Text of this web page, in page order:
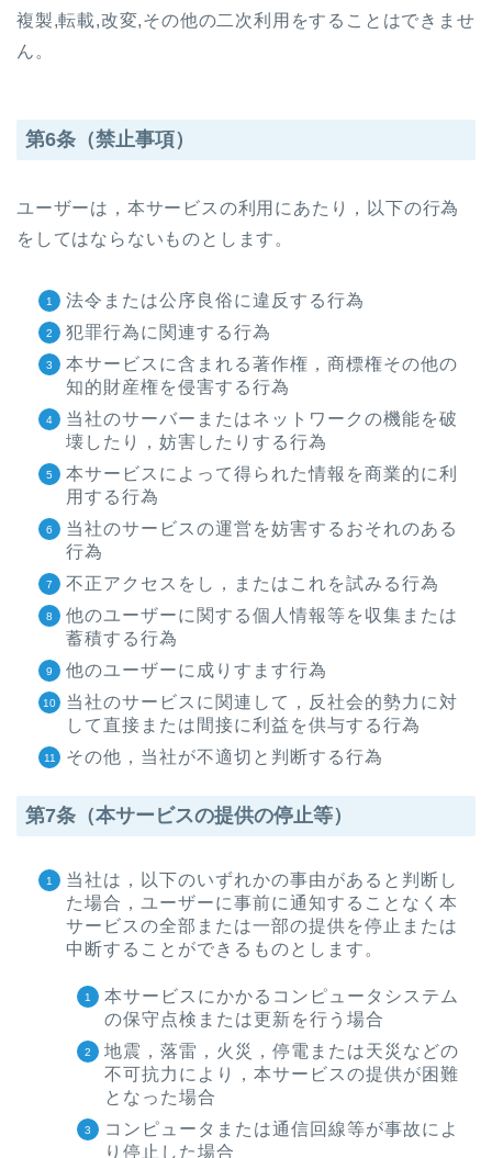
複製,転載,改変,その他の二次利用をすることはできませ
ん。
第6条（禁止事項）
ユーザーは，本サービスの利用にあたり，以下の行為
をしてはならないものとします。
法令または公序良俗に違反する行為
犯罪行為に関連する行為
本サービスに含まれる著作権，商標権その他の
知的財産権を侵害する行為
当社のサーバーまたはネットワークの機能を破
壊したり，妨害したりする行為
本サービスによって得られた情報を商業的に利
用する行為
当社のサービスの運営を妨害するおそれのある
行為
不正アクセスをし，またはこれを試みる行為
他のユーザーに関する個人情報等を収集または
蓄積する行為
他のユーザーに成りすます行為
当社のサービスに関連して，反社会的勢力に対
して直接または間接に利益を供与する行為
その他，当社が不適切と判断する行為
第7条（本サービスの提供の停止等）
当社は，以下のいずれかの事由があると判断し
た場合，ユーザーに事前に通知することなく本
サービスの全部または一部の提供を停止または
中断することができるものとします。
本サービスにかかるコンピュータシステム
の保守点検または更新を行う場合
地震，落雷，火災，停電または天災などの
不可抗力により，本サービスの提供が困難
となった場合
コンピュータまたは通信回線等が事故によ
り停止した場合